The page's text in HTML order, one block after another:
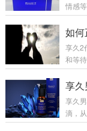
情感
求，
喷剂
讨一
使用
要取
如
享久2
和等
方法
沟等
后，
完后
享久
享久
滴，
精油